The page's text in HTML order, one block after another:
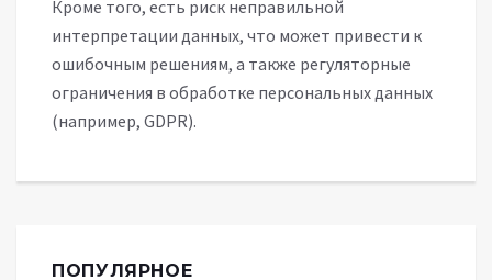
Кроме того, есть риск неправильной
интерпретации данных, что может привести к
ошибочным решениям, а также регуляторные
ограничения в обработке персональных данных
(например, GDPR).
ПОПУЛЯРНОЕ